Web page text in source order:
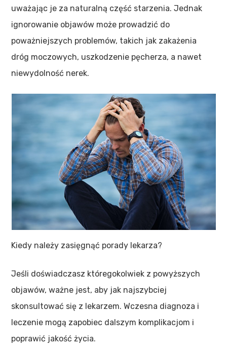
uważając je za naturalną część starzenia. Jednak
ignorowanie objawów może prowadzić do
poważniejszych problemów, takich jak zakażenia
dróg moczowych, uszkodzenie pęcherza, a nawet
niewydolność nerek.
Kiedy należy zasięgnąć porady lekarza?
Jeśli doświadczasz któregokolwiek z powyższych
objawów, ważne jest, aby jak najszybciej
skonsultować się z lekarzem. Wczesna diagnoza i
leczenie mogą zapobiec dalszym komplikacjom i
poprawić jakość życia.